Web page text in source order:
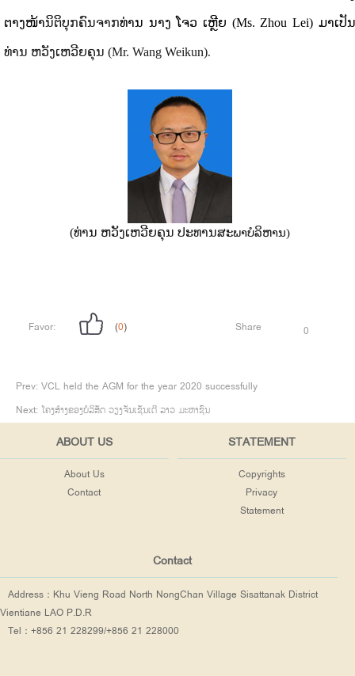
ຕາງໜ້ານິຕິບຸກຄົນຈາກທ່ານ ນາງ ໂຈວ ເຫຼີຍ (Ms. Zhou Lei)ມາເປັນ
ທ່ານ ຫວັງເຫວີຍຄຸນ (Mr. Wang Weikun).
(ທ່ານ ຫວັງເຫວີຍຄຸນ ປະທານສະພາບໍລິຫານ)
Favor: (0) Share 0
Prev: VCL held the AGM for the year 2020 successfully
Next: ໂຄງສ້າງຂອງບໍລິສັດ ວຽງຈັນເຊັນເຕີ ລາວ ມະຫາຊົນ
ABOUT US
About Us
Contact
STATEMENT
Copyrights
Privacy
Statement
Contact
Address：Khu Vieng Road North NongChan Village Sisattanak District
Vientiane LAO P.D.R
Tel：+856 21 228299/+856 21 228000